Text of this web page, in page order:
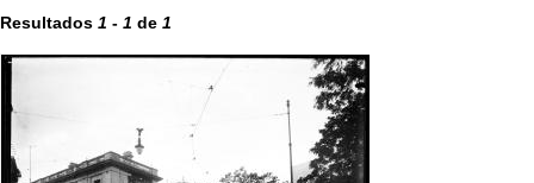
Resultados 1 - 1 de 1